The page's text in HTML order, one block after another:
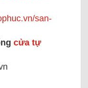
san-
cửa tự